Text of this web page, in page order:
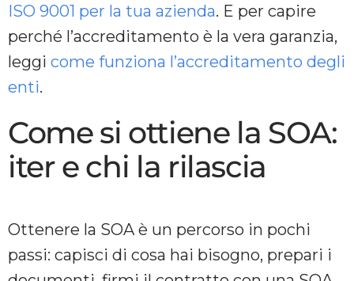
ISO 9001 per la tua azienda. E per capire
perché l’accreditamento è la vera garanzia,
leggi come funziona l’accreditamento degli
enti.
Come si ottiene la SOA:
iter e chi la rilascia
Ottenere la SOA è un percorso in pochi
passi: capisci di cosa hai bisogno, prepari i